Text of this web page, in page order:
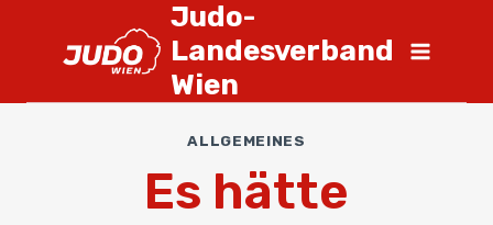
Judo-
Landesverband
Wien
ALLGEMEINES
Es hätte